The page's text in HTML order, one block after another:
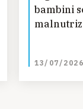
bambini
13/07/2026